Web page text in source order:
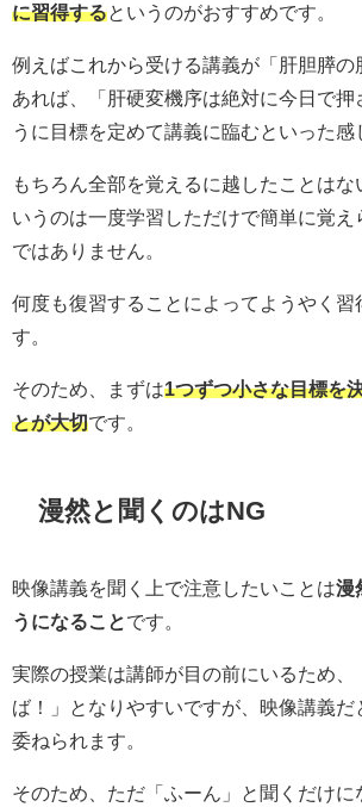
に習得するというのがおすすめです。
例えばこれから受ける講義が「肝胆膵の
あれば、「肝硬変機序は絶対に今日で押
うに目標を定めて講義に臨むといった感
もちろん全部を覚えるに越したことはな
いうのは一度学習しただけで簡単に覚え
ではありません。
何度も復習することによってようやく習
す。
そのため、まずは1つずつ小さな目標を
とが大切です。
漫然と聞くのはNG
映像講義を聞く上で注意したいことは漫
うになることです。
実際の授業は講師が目の前にいるため、
ば！」となりやすいですが、映像講義だ
委ねられます。
そのため、ただ「ふーん」と聞くだけに